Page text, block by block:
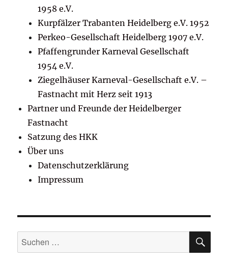
1958 e.V.
Kurpfälzer Trabanten Heidelberg e.V. 1952
Perkeo-Gesellschaft Heidelberg 1907 e.V.
Pfaffengrunder Karneval Gesellschaft
1954 e.V.
Ziegelhäuser Karneval-Gesellschaft e.V. –
Fastnacht mit Herz seit 1913
Partner und Freunde der Heidelberger
Fastnacht
Satzung des HKK
Über uns
Datenschutzerklärung
Impressum
Suchen
nach: